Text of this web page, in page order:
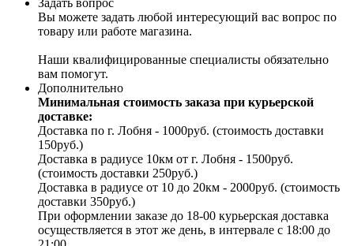
Задать вопрос
Вы можете задать любой интересующий вас вопрос по
товару или работе магазина.
Наши квалифицированные специалисты обязательно
вам помогут.
Дополнительно
Минимальная стоимость заказа при курьерской
доставке:
Доставка по г. Лобня - 1000руб. (стоимость доставки
150руб.)
Доставка в радиусе 10км от г. Лобня - 1500руб.
(стоимость доставки 250руб.)
Доставка в радиусе от 10 до 20км - 2000руб. (стоимость
доставки 350руб.)
При оформлении заказе до 18-00 курьерская доставка
осуществляется в этот же день, в интервале с 18:00 до